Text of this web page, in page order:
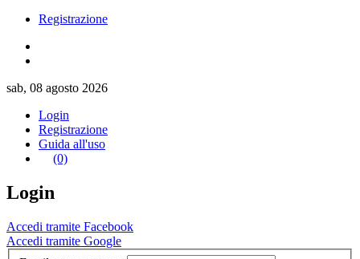
Registrazione
sab, 08 agosto 2026
Login
Registrazione
Guida all'uso
(0)
Login
Accedi tramite Facebook
Accedi tramite Google